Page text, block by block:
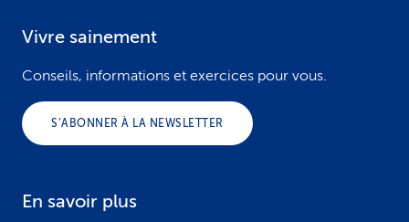
Vivre sainement
Conseils, informations et exercices pour vous.
S’ABONNER À LA NEWSLETTER
En savoir plus